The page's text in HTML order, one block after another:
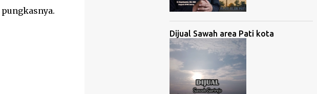
pungkasnya.
Dijual Sawah area Pati kota